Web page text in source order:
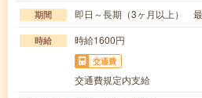
期間 即日～長期（3ヶ月以上）
時給 時給1600円
交通費
交通費規定内支給